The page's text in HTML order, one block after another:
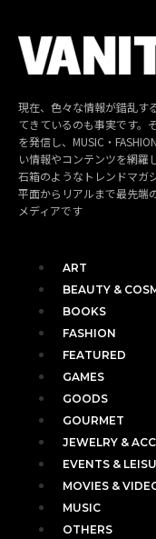
現在、色々な情報が錯乱す
てきているのも事実です。
を発信し、MUSIC・
い情報やコンテンツを網羅
石箱のようなトレンドマガ
平面からリアルまで最先端
メディアです
ART
BEAUTY &
BOOKS
FASHION
FEATURED
GAMES
GOODS
GOURMET
JEWELRY &
EVENTS &
MOVIES &
MUSIC
OTHERS